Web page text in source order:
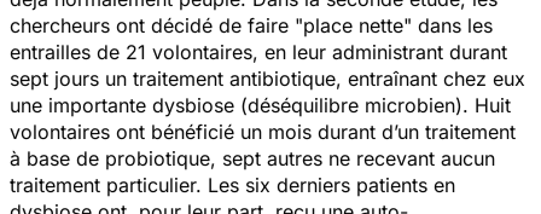
chercheurs ont décidé de faire "place nette" dans les
entrailles de 21 volontaires, en leur administrant durant
sept jours un traitement antibiotique, entraînant chez eux
une importante dysbiose (déséquilibre microbien). Huit
volontaires ont bénéficié un mois durant d’un traitement
à base de probiotique, sept autres ne recevant aucun
traitement particulier. Les six derniers patients en